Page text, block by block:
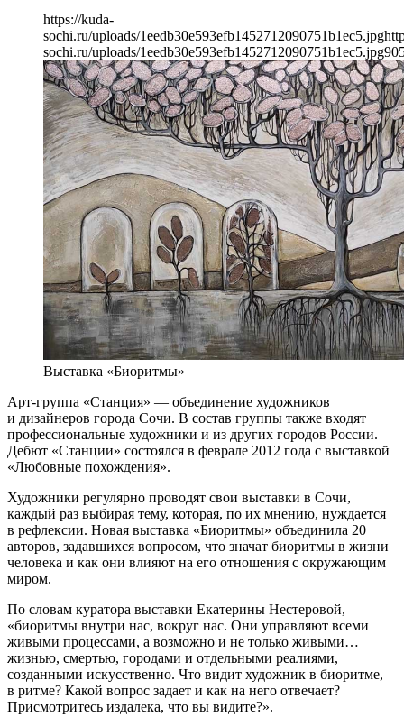
https://kuda-
sochi.ru/uploads/1eedb30e593efb1452712090751b1ec5.jpg
sochi.ru/uploads/1eedb30e593efb1452712090751b1ec5.jpg
Выставка «Биоритмы»
Арт-группа «Станция» — объединение художников
и дизайнеров города Сочи. В состав группы также входят
профессиональные художники и из других городов России.
Дебют «Станции» состоялся в феврале 2012 года с выставкой
«Любовные похождения».
Художники регулярно проводят свои выставки в Сочи,
каждый раз выбирая тему, которая, по их мнению, нуждается
в рефлексии. Новая выставка «Биоритмы» объединила 20
авторов, задавшихся вопросом, что значат биоритмы в жизни
человека и как они влияют на его отношения с окружающим
миром.
По словам куратора выставки Екатерины Нестеровой,
«биоритмы внутри нас, вокруг нас. Они управляют всеми
живыми процессами, а возможно и не только живыми…
жизнью, смертью, городами и отдельными реалиями,
созданными искусственно. Что видит художник в биоритме,
в ритме? Какой вопрос задает и как на него отвечает?
Присмотритесь издалека, что вы видите?».